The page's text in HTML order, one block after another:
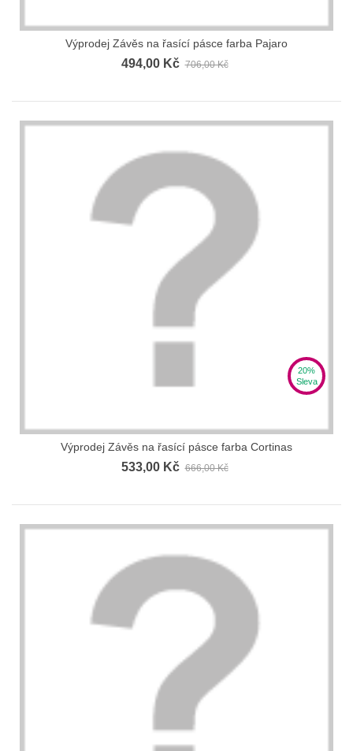
Výprodej Závěs na řasící pásce farba Pajaro
494,00 Kč 706,00 Kč
20%
Sleva
Výprodej Závěs na řasící pásce farba Cortinas
533,00 Kč 666,00 Kč